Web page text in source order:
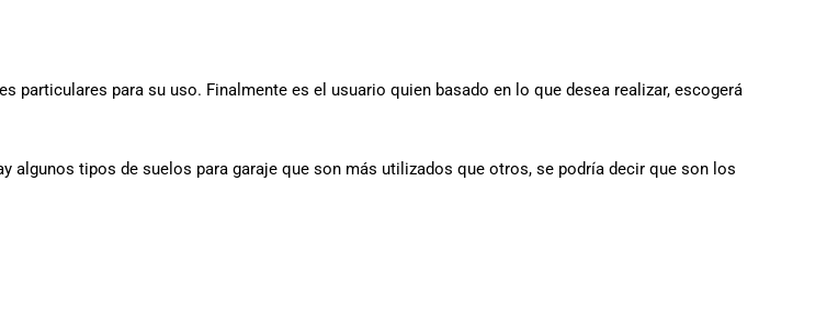
particulares para su uso. Finalmente es el usuario quien basado en lo que desea realizar, escogerá
algunos tipos de suelos para garaje que son más utilizados que otros, se podría decir que son los